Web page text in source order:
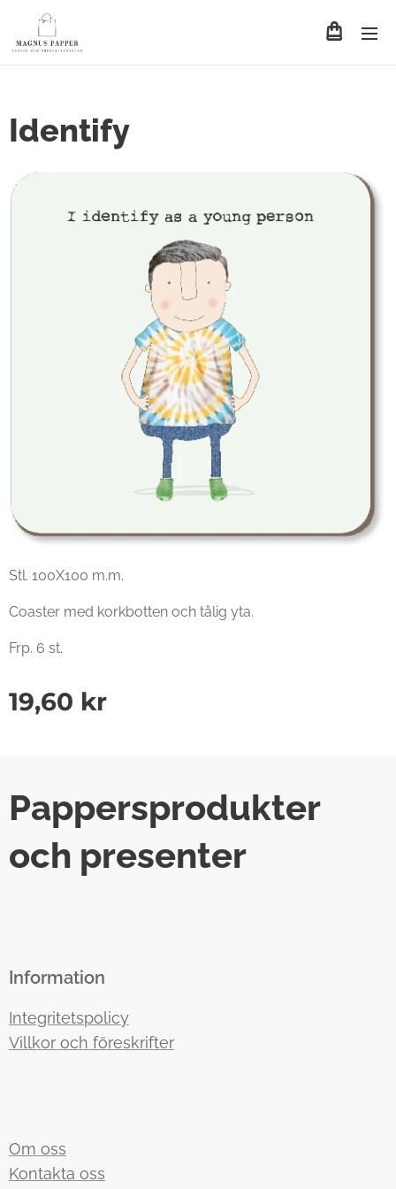
Identify
Stl. 100X100 m.m.
Coaster med korkbotten och tålig yta.
Frp. 6 st.
19,60 kr
Pappersprodukter
och presenter
Information
Integritetspolicy
Villkor och föreskrifter
Om oss
Kontakta oss